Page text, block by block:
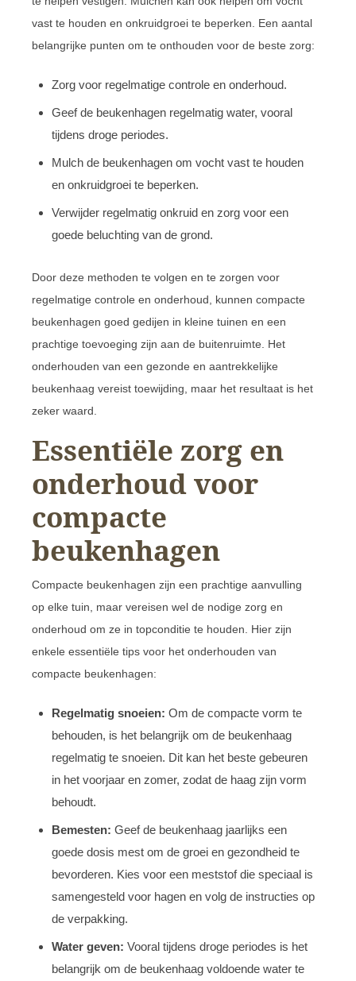
vast te houden en onkruidgroei te beperken. Een aantal
belangrijke punten om te onthouden voor de beste zorg:
Zorg voor regelmatige controle en onderhoud.
Geef de beukenhagen regelmatig water, vooral
tijdens droge periodes.
Mulch de beukenhagen om vocht vast te houden
en onkruidgroei te beperken.
Verwijder regelmatig onkruid en zorg voor een
goede beluchting van de grond.
Door deze methoden te volgen en te zorgen voor
regelmatige controle en onderhoud, kunnen compacte
beukenhagen goed gedijen in kleine tuinen en een
prachtige toevoeging zijn aan de buitenruimte. Het
onderhouden van een gezonde en aantrekkelijke
beukenhaag vereist toewijding, maar het resultaat is het
zeker waard.
Essentiële zorg en
onderhoud voor
compacte
beukenhagen
Compacte beukenhagen zijn een prachtige aanvulling
op elke tuin, maar vereisen wel de nodige zorg en
onderhoud om ze in topconditie te houden. Hier zijn
enkele essentiële tips voor het onderhouden van
compacte beukenhagen:
Regelmatig snoeien: Om de compacte vorm te
behouden, is het belangrijk om de beukenhaag
regelmatig te snoeien. Dit kan het beste gebeuren
in het voorjaar en zomer, zodat de haag zijn vorm
behoudt.
Bemesten: Geef de beukenhaag jaarlijks een
goede dosis mest om de groei en gezondheid te
bevorderen. Kies voor een meststof die speciaal is
samengesteld voor hagen en volg de instructies op
de verpakking.
Water geven: Vooral tijdens droge periodes is het
belangrijk om de beukenhaag voldoende water te